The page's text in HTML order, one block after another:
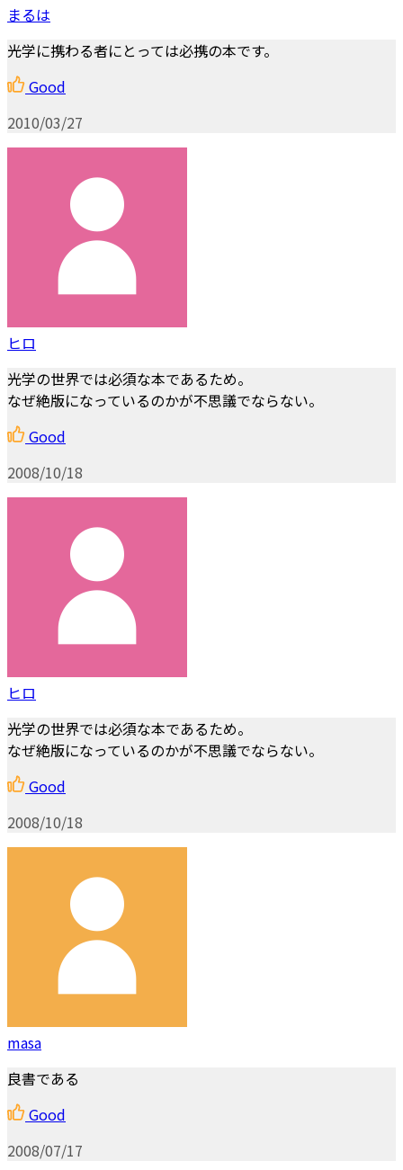
まるは
光学に携わる者にとっては必携の本です。
Good
2010/03/27
ヒロ
光学の世界では必須な本であるため。
なぜ絶版になっているのかが不思議でならない。
Good
2008/10/18
ヒロ
光学の世界では必須な本であるため。
なぜ絶版になっているのかが不思議でならない。
Good
2008/10/18
masa
良書である
Good
2008/07/17